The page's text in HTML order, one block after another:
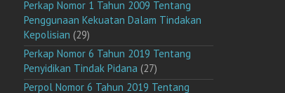
Perkap Nomor 1 Tahun 2009 Tentang
Penggunaan Kekuatan Dalam Tindakan
Kepolisian (29)
Perkap Nomor 6 Tahun 2019 Tentang
Penyidikan Tindak Pidana (27)
Perpol Nomor 6 Tahun 2019 Tentang